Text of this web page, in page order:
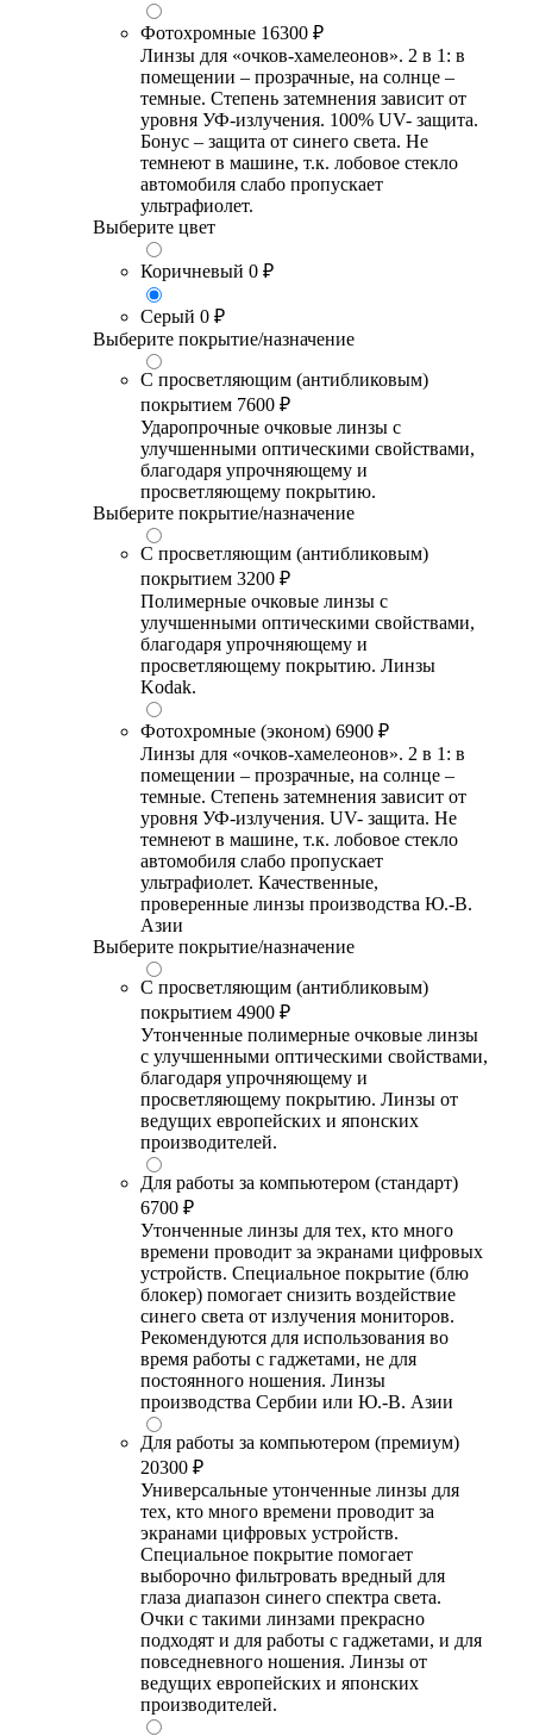
Фотохромные 16300 ₽
Линзы для «очков-хамелеонов». 2 в 1: в
помещении – прозрачные, на солнце –
темные. Степень затемнения зависит от
уровня УФ-излучения. 100% UV- защита.
Бонус – защита от синего света. Не
темнеют в машине, т.к. лобовое стекло
автомобиля слабо пропускает
ультрафиолет.
Выберите цвет
Коричневый 0 ₽
Серый 0 ₽
Выберите покрытие/назначение
С просветляющим (антибликовым)
покрытием 7600 ₽
Ударопрочные очковые линзы с
улучшенными оптическими свойствами,
благодаря упрочняющему и
просветляющему покрытию.
Выберите покрытие/назначение
С просветляющим (антибликовым)
покрытием 3200 ₽
Полимерные очковые линзы с
улучшенными оптическими свойствами,
благодаря упрочняющему и
просветляющему покрытию. Линзы
Kodak.
Фотохромные (эконом) 6900 ₽
Линзы для «очков-хамелеонов». 2 в 1: в
помещении – прозрачные, на солнце –
темные. Степень затемнения зависит от
уровня УФ-излучения. UV- защита. Не
темнеют в машине, т.к. лобовое стекло
автомобиля слабо пропускает
ультрафиолет. Качественные,
проверенные линзы производства Ю.-В.
Азии
Выберите покрытие/назначение
С просветляющим (антибликовым)
покрытием 4900 ₽
Утонченные полимерные очковые линзы
с улучшенными оптическими свойствами,
благодаря упрочняющему и
просветляющему покрытию. Линзы от
ведущих европейских и японских
производителей.
Для работы за компьютером (стандарт)
6700 ₽
Утонченные линзы для тех, кто много
времени проводит за экранами цифровых
устройств. Специальное покрытие (блю
блокер) помогает снизить воздействие
синего света от излучения мониторов.
Рекомендуются для использования во
время работы с гаджетами, не для
постоянного ношения. Линзы
производства Сербии или Ю.-В. Азии
Для работы за компьютером (премиум)
20300 ₽
Универсальные утонченные линзы для
тех, кто много времени проводит за
экранами цифровых устройств.
Специальное покрытие помогает
выборочно фильтровать вредный для
глаза диапазон синего спектра света.
Очки с такими линзами прекрасно
подходят и для работы с гаджетами, и для
повседневного ношения. Линзы от
ведущих европейских и японских
производителей.